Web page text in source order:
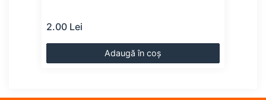
2.00 Lei
Adaugă în coș